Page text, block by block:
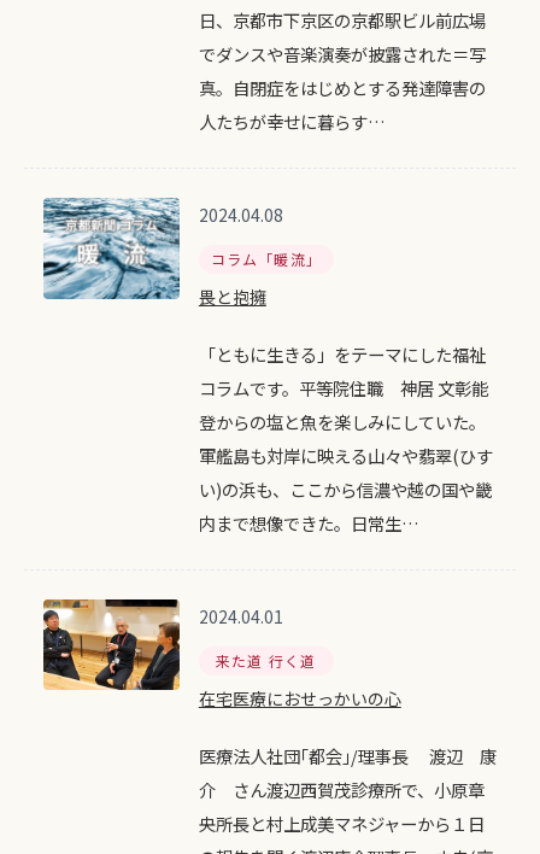
日、京都市下京区の京都駅ビル前広場
でダンスや音楽演奏が披露された＝写
真。自閉症をはじめとする発達障害の
人たちが幸せに暮らす…
2024.04.08
コラム「暖流」
畏と抱擁
「ともに生きる」をテーマにした福祉
コラムです。平等院住職 神居 文彰能
登からの塩と魚を楽しみにしていた。
軍艦島も対岸に映える山々や翡翠(ひす
い)の浜も、ここから信濃や越の国や畿
内まで想像できた。日常生…
2024.04.01
来た道 行く道
在宅医療におせっかいの心
医療法人社団｢都会｣/理事長 渡辺 康
介 さん渡辺西賀茂診療所で、小原章
央所長と村上成美マネジャーから１日